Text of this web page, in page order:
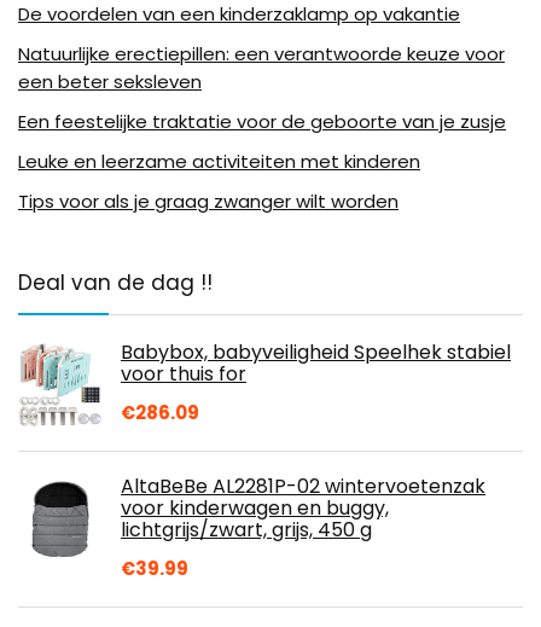
De voordelen van een kinderzaklamp op vakantie
Natuurlijke erectiepillen: een verantwoorde keuze voor
een beter seksleven
Een feestelijke traktatie voor de geboorte van je zusje
Leuke en leerzame activiteiten met kinderen
Tips voor als je graag zwanger wilt worden
Deal van de dag !!
Babybox, babyveiligheid Speelhek stabiel
voor thuis for
€286.09
AltaBeBe AL2281P-02 wintervoetenzak
voor kinderwagen en buggy,
lichtgrijs/zwart, grijs, 450 g
€39.99